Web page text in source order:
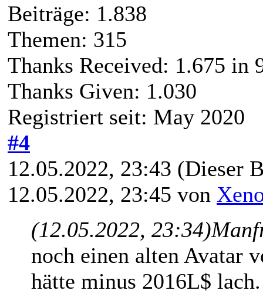
Beiträge: 1.838
Themen: 315
Thanks Received: 1.675 in
Thanks Given: 1.030
Registriert seit: May 2020
#4
12.05.2022, 23:43 (Dieser
12.05.2022, 23:45 von
(12.05.2022, 23:34)
noch einen alten Avatar
hätte minus 2016L$ lach.